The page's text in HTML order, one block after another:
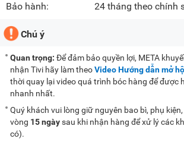
Bảo hành: 24 tháng theo chính
Chú ý
Quan trọng: Để đảm bảo quyền lợi, META
nhận Tivi hãy làm theoVideo Hướng dẫn mở
thời quay lại video quá trình bóc hàng để được
nhanh nhất.
Quý khách vui lòng giữ nguyên bao bì, phụ
vòng 15 ngàysau khi nhận hàng để xử lý các
có).